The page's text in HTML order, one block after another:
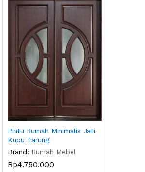
Pintu Rumah Minimalis Jati
Kupu Tarung
Brand: Rumah Mebel
Rp4.750.000